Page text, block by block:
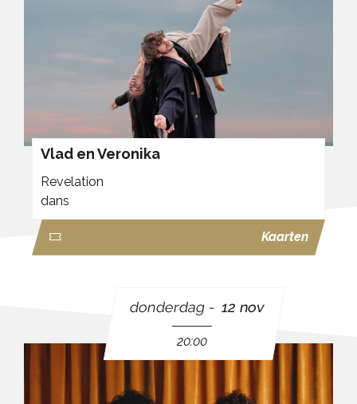
Vlad en Veronika
Revelation
dans
Kaarten
donderdag 12 nov
20:00